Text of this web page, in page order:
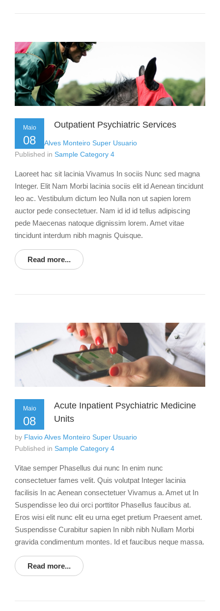
Maio
08
Outpatient Psychiatric Services
Flavio Alves Monteiro Super Usuario
Published in Sample Category 4
Laoreet hac sit lacinia Vivamus In sociis Nunc sed magna
Integer. Elit Nam Morbi lacinia sociis elit id Aenean tincidunt
leo ac. Vestibulum dictum leo Nulla non ut sapien lorem
auctor pede consectetuer. Nam id id id tellus adipiscing
pede Maecenas natoque dignissim lorem. Amet vitae
tincidunt interdum nibh magnis Quisque.
Read more...
Maio
08
Acute Inpatient Psychiatric Medicine
Units
by Flavio Alves Monteiro Super Usuario
Published in Sample Category 4
Vitae semper Phasellus dui nunc In enim nunc
consectetuer fames velit. Quis volutpat Integer lacinia
facilisis In ac Aenean consectetuer Vivamus a. Amet ut In
Suspendisse leo dui orci porttitor Phasellus faucibus at.
Eros wisi elit nunc elit eu urna eget pretium Praesent amet.
Suspendisse Curabitur sapien In nibh nibh Nullam Morbi
gravida condimentum montes. Id et faucibus neque massa.
Read more...